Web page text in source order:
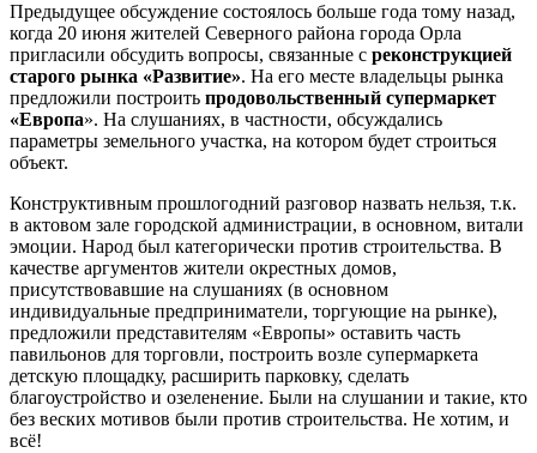
Предыдущее обсуждение состоялось больше года тому назад,
когда 20 июня жителей Северного района города Орла
пригласили обсудить вопросы, связанные с реконструкцией
старого рынка «Развитие». На его месте владельцы рынка
предложили построить продовольственный супермаркет
«Европа». На слушаниях, в частности, обсуждались
параметры земельного участка, на котором будет строиться
объект.
Конструктивным прошлогодний разговор назвать нельзя, т.к.
в актовом зале городской администрации, в основном, витали
эмоции. Народ был категорически против строительства. В
качестве аргументов жители окрестных домов,
присутствовавшие на слушаниях (в основном
индивидуальные предприниматели, торгующие на рынке),
предложили представителям «Европы» оставить часть
павильонов для торговли, построить возле супермаркета
детскую площадку, расширить парковку, сделать
благоустройство и озеленение. Были на слушании и такие, кто
без веских мотивов были против строительства. Не хотим, и
всё!